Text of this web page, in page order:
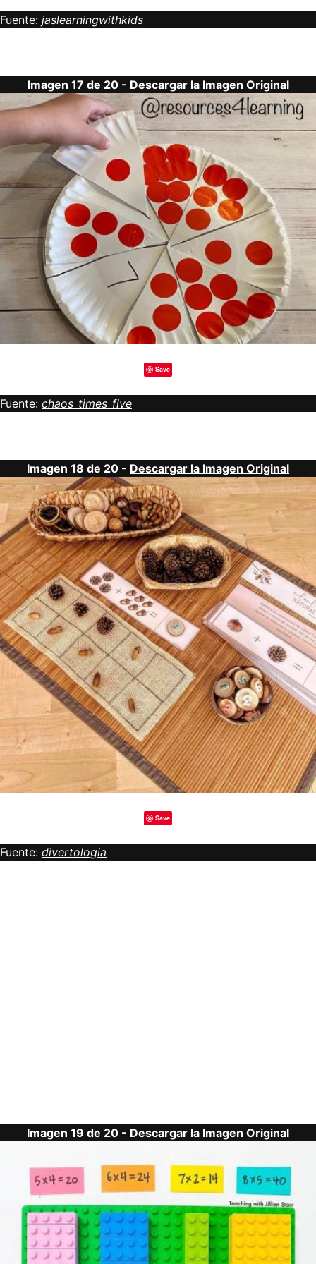
Fuente: jaslearningwithkids
Imagen 17 de 20 - Descargar la Imagen Original
Save
Fuente: chaos_times_five
Imagen 18 de 20 - Descargar la Imagen Original
Save
Fuente: divertologia
Imagen 19 de 20 - Descargar la Imagen Original